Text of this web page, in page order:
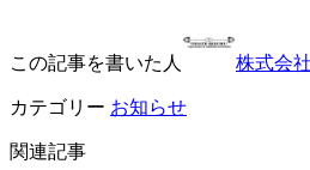
この記事を書いた人 株式会
カテゴリー お知らせ
関連記事